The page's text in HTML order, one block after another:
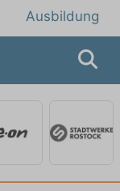
Ausbildung